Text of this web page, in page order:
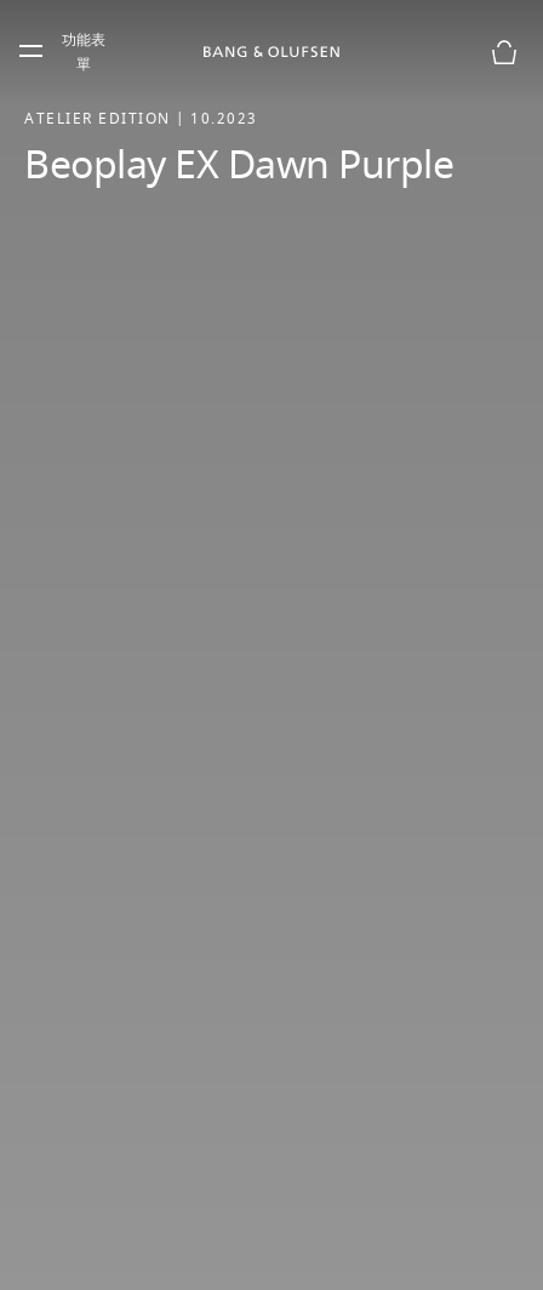
Skip to main footer
功能表
單
ATELIER EDITION | 10.2023
Beoplay EX Dawn Purple